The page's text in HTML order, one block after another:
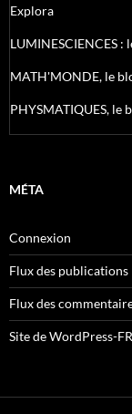
Explora
LUMINESCIENCES
MATH'MONDE, le
PHYSMATIQUES, le
MÉTA
Connexion
Flux des publications
Flux des
Site de WordPress-FR